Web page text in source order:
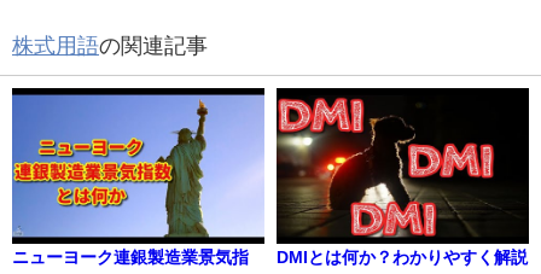
株式用語の関連記事
ニューヨーク連銀製造業景気指
DMIとは何か？わかりやすく解説